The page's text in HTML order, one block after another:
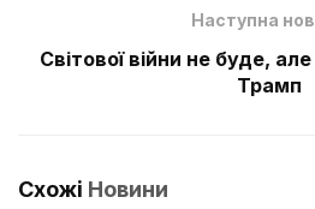
Наступна
Світової війни не буде,
Трамп
Схожі Новини